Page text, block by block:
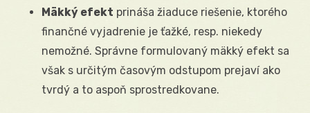
Mäkký efekt prináša žiaduce riešenie, ktorého
finančné vyjadrenie je ťažké, resp. niekedy
nemožné. Správne formulovaný mäkký efekt sa
však s určitým časovým odstupom prejaví ako
tvrdý a to aspoň sprostredkovane.